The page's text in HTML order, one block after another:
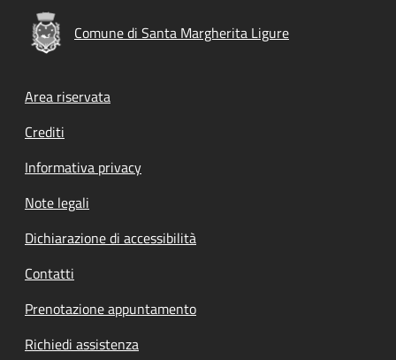
Comune di Santa Margherita Ligure
Footer menu
Area riservata
Crediti
Informativa privacy
Note legali
Dichiarazione di accessibilità
Contatti
Prenotazione appuntamento
Richiedi assistenza